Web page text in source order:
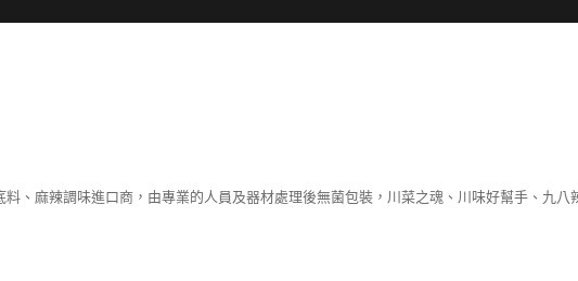
、麻辣調味進口商，由專業的人員及器材處理後無菌包裝，川菜之魂、川味好幫手、九